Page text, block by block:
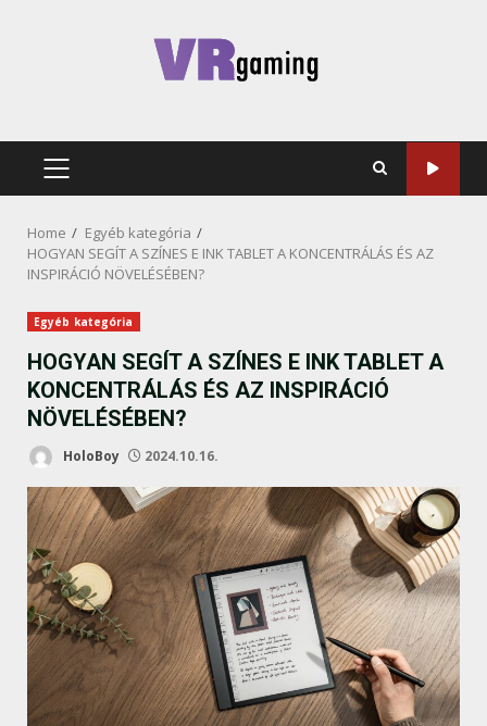
PRIMARY
Home
Egyéb kategória
HOGYAN SEGÍT A SZÍNES E INK TABLET A KONCENTRÁLÁS ÉS AZ
INSPIRÁCIÓ NÖVELÉSÉBEN?
Egyéb kategória
HOGYAN SEGÍT A SZÍNES E INK TABLET A
KONCENTRÁLÁS ÉS AZ INSPIRÁCIÓ
NÖVELÉSÉBEN?
HoloBoy 2024.10.16.